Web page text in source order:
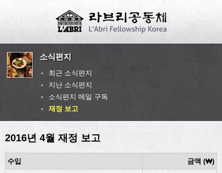
소식편지
최근 소식편지
지난 소식편지
소식편지 메일 구독
재정 보고
2016년 4월 재정 보고
수입 금액 (₩)